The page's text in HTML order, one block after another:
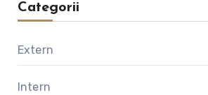
Categorii
Extern
Intern